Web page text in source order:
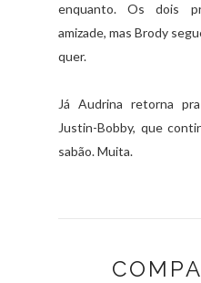
enquanto. Os dois
amizade, mas Brody
quer.
Já Audrina retorna
Justin-Bobby, que
sabão. Muita.